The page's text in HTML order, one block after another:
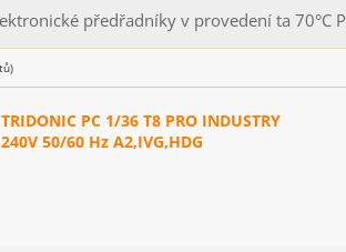
předřadníky v provedení ta 70°C
TRIDONIC PC 1/36 T8 PRO INDUSTRY
240V 50/60 Hz A2,IVG,HDG